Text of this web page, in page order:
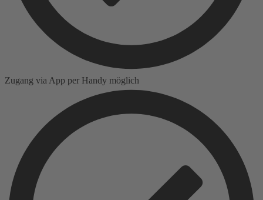
Zugang via App per Handy möglich